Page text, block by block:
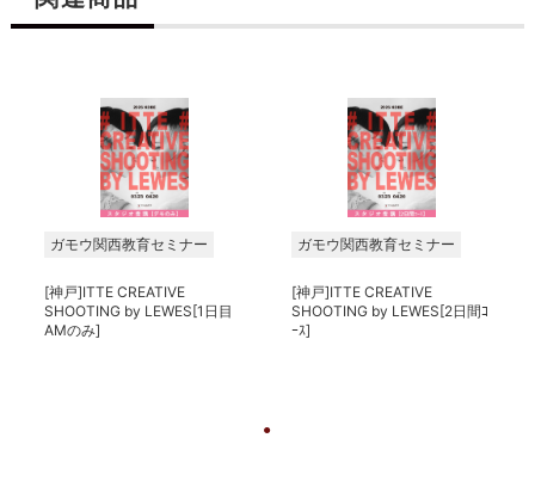
ガモウ関西教育セミナー
[神戸]ITTE CREATIVE
SHOOTING by LEWES[1日目
AMのみ]
ガモウ関西教育セミナー
[神戸]ITTE CREATIVE
SHOOTING by LEWES[2日間ｺ
ｰｽ]